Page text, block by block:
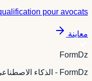
pour avocats.
معاينة
FormDz
FormDz - الذكاء الاصطناعي لقراراتك.